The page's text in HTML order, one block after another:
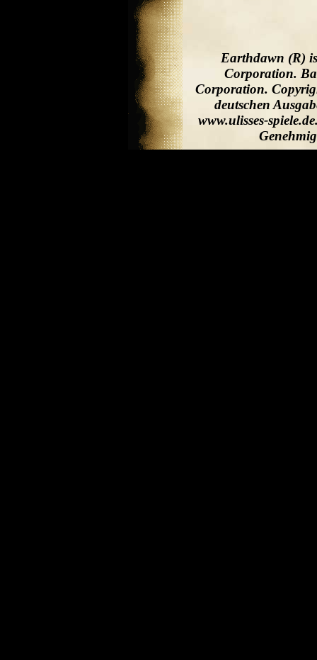
Earthdawn (R)
Corporation.
Corporation.
deutschen
www.ulisses-